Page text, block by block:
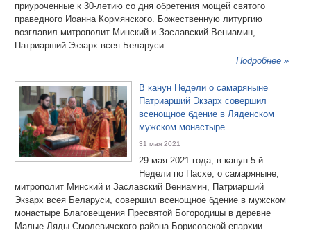
приуроченные к 30-летию со дня обретения мощей святого
праведного Иоанна Кормянского. Божественную литургию
возглавил митрополит Минский и Заславский Вениамин,
Патриарший Экзарх всея Беларуси.
Подробнее »
В канун Недели о самаряныне
Патриарший Экзарх совершил
всенощное бдение в Ляденском
мужском монастыре
31 мая 2021
29 мая 2021 года, в канун 5-й
Недели по Пасхе, о самаряныне,
митрополит Минский и Заславский Вениамин, Патриарший
Экзарх всея Беларуси, совершил всенощное бдение в мужском
монастыре Благовещения Пресвятой Богородицы в деревне
Малые Ляды Смолевичского района Борисовской епархии.